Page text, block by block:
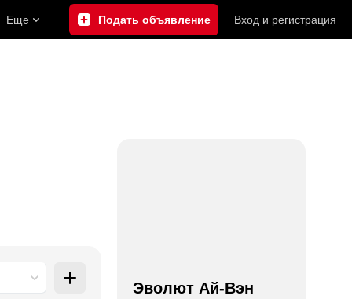
Еще Подать объявление Вход и регистрация
Эволют Ай-Вэн